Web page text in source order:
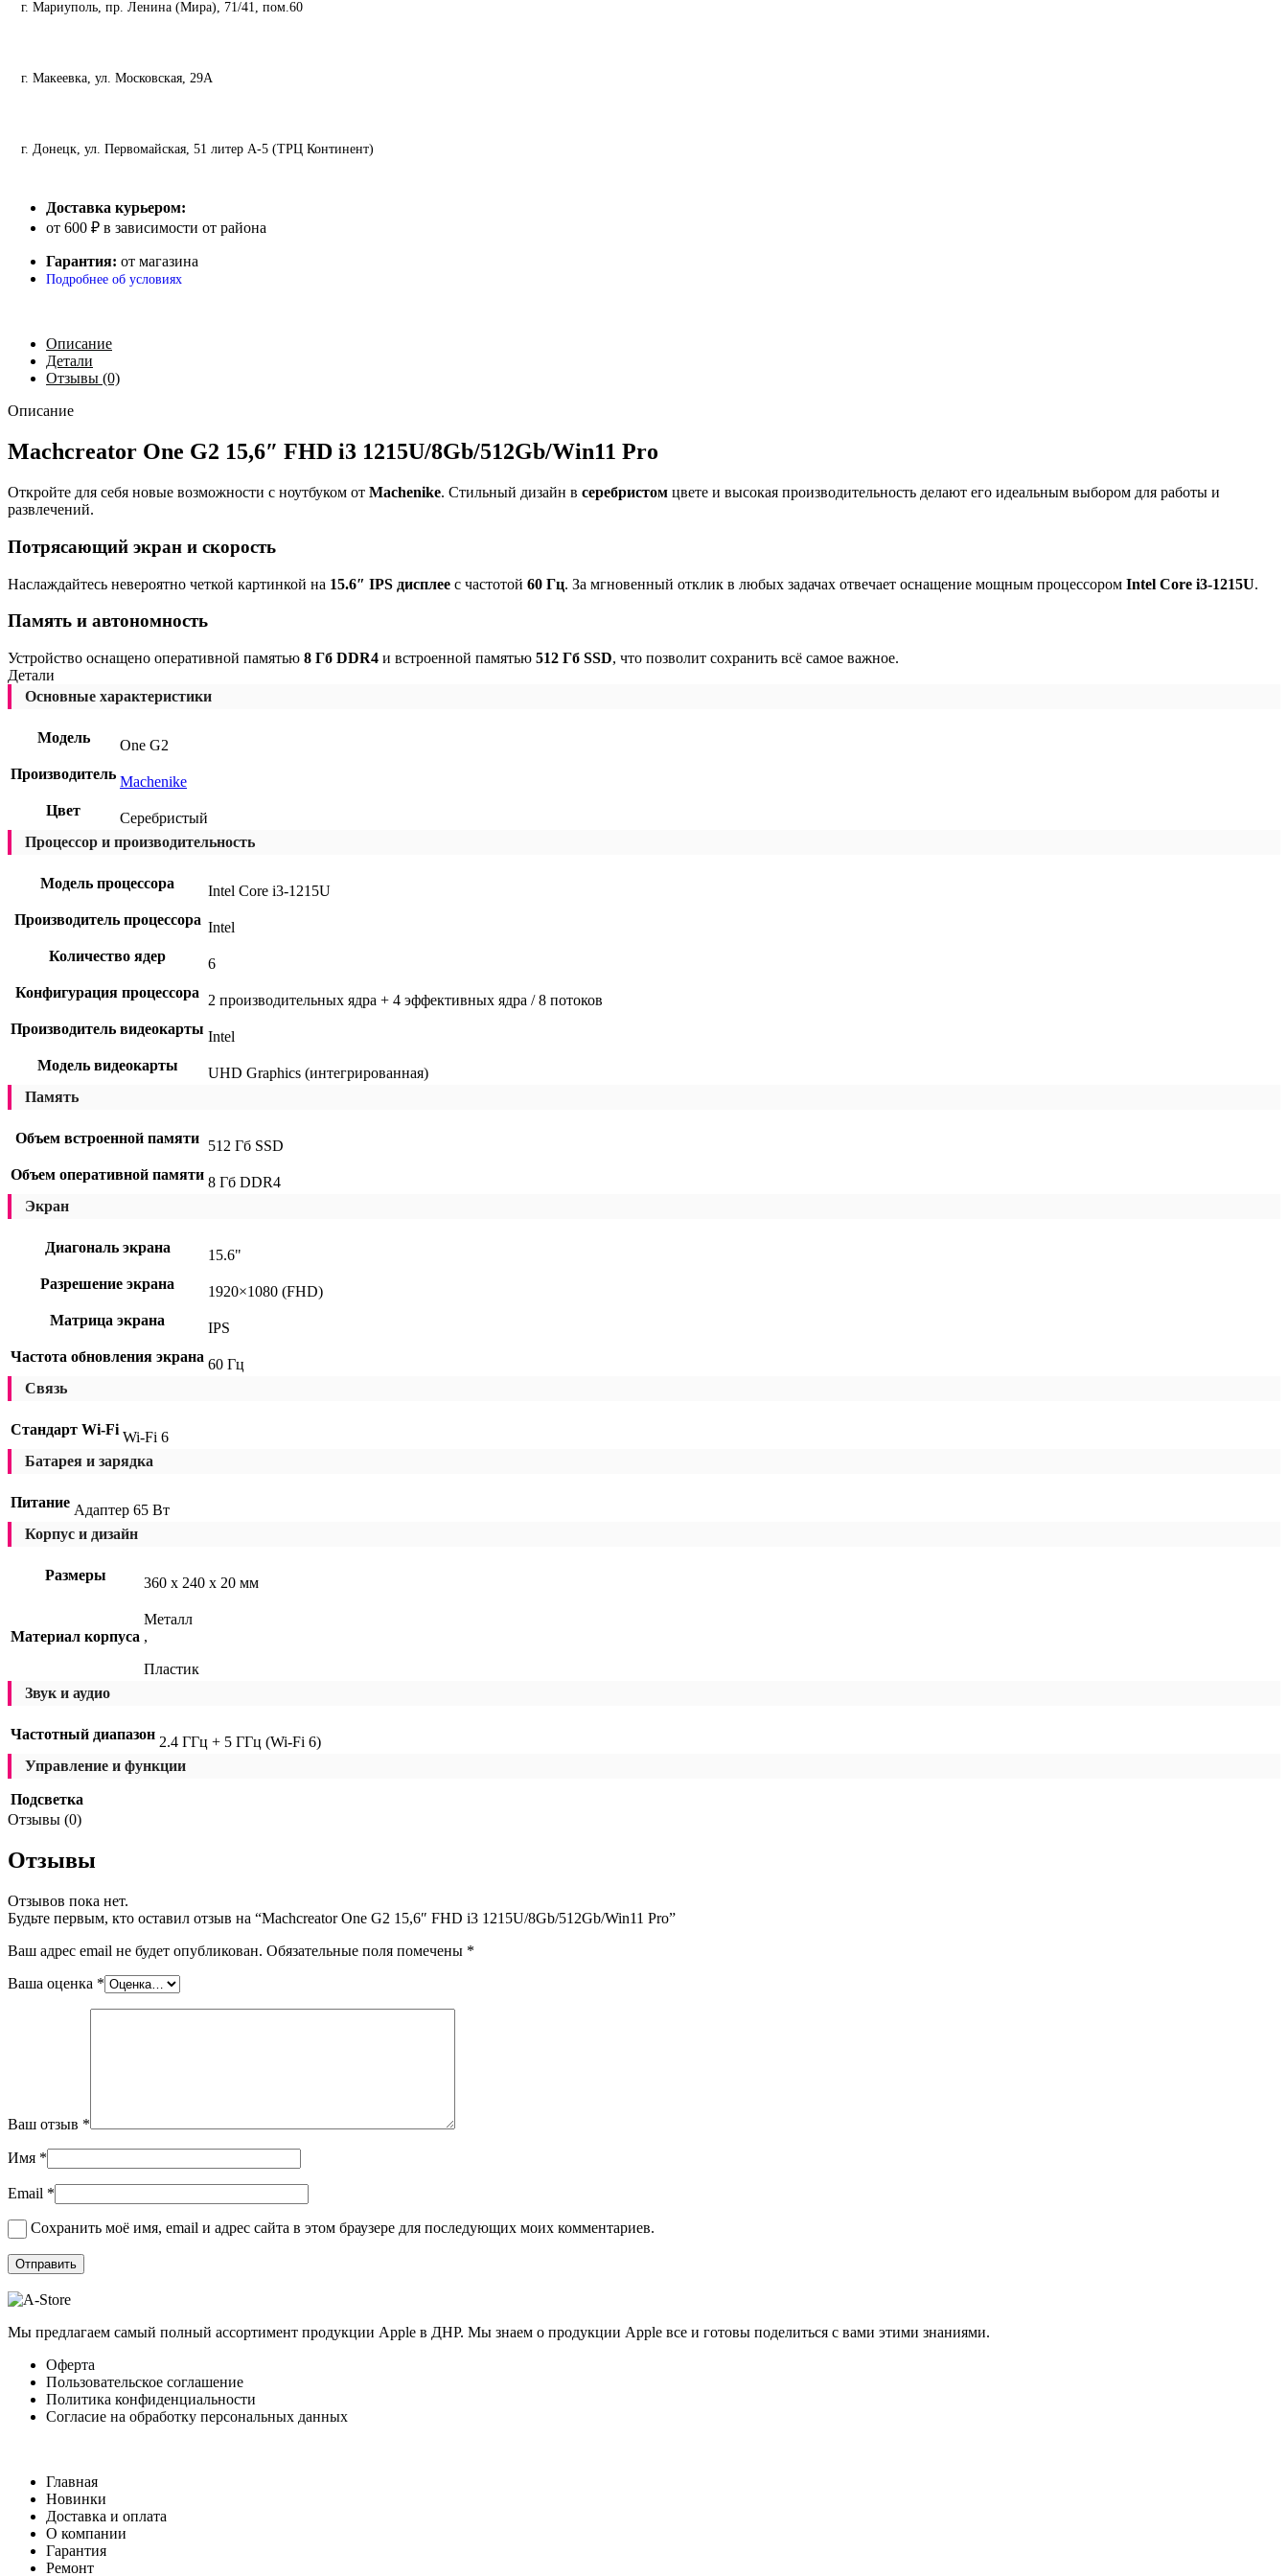
г. Мариуполь, пр. Ленина (Мира), 71/41, пом.60
г. Макеевка, ул. Московская, 29А
г. Донецк, ул. Первомайская, 51 литер А-5 (ТРЦ Континент)
Доставка курьером:
от 600 ₽ в зависимости от района
Гарантия: от магазина
Подробнее об условиях
Описание
Детали
Отзывы (0)
Описание
Machcreator One G2 15,6″ FHD i3 1215U/8Gb/512Gb/Win11 Pro
Откройте для себя новые возможности с ноутбуком от Machenike. Стильный дизайн в серебристом цвете и высокая производительность делают его идеальным выбором для работы и
развлечений.
Потрясающий экран и скорость
Наслаждайтесь невероятно четкой картинкой на 15.6″ IPS дисплее с частотой 60 Гц. За мгновенный отклик в любых задачах отвечает оснащение мощным процессором Intel Core i3-1215U.
Память и автономность
Устройство оснащено оперативной памятью 8 Гб DDR4 и встроенной памятью 512 Гб SSD, что позволит сохранить всё самое важное.
Детали
Основные характеристики
Модель
One G2
Производитель Machenike
Цвет
Серебристый
Процессор и производительность
Модель процессора
Intel Core i3-1215U
Производитель процессора Intel
Количество ядер
6
Конфигурация процессора
2 производительных ядра + 4 эффективных ядра / 8 потоков
Производитель видеокарты Intel
Модель видеокарты
UHD Graphics (интегрированная)
Память
Объем встроенной памяти 512 Гб SSD
Объем оперативной памяти 8 Гб DDR4
Экран
Диагональ экрана
15.6"
Разрешение экрана
1920×1080 (FHD)
Матрица экрана
IPS
Частота обновления экрана 60 Гц
Связь
Стандарт Wi-Fi Wi-Fi 6
Батарея и зарядка
Питание Адаптер 65 Вт
Корпус и дизайн
Размеры 360 x 240 x 20 мм
Материал корпуса
Металл
,
Пластик
Звук и аудио
Частотный диапазон 2.4 ГГц + 5 ГГц (Wi-Fi 6)
Управление и функции
Подсветка
Отзывы (0)
Отзывы
Отзывов пока нет.
Будьте первым, кто оставил отзыв на “Machcreator One G2 15,6″ FHD i3 1215U/8Gb/512Gb/Win11 Pro”
Ваш адрес email не будет опубликован. Обязательные поля помечены *
Ваша оценка *
Ваш отзыв *
Имя *
Email *
Сохранить моё имя, email и адрес сайта в этом браузере для последующих моих комментариев.
Мы предлагаем самый полный ассортимент продукции Apple в ДНР. Мы знаем о продукции Apple все и готовы поделиться с вами этими знаниями.
Оферта
Пользовательское соглашение
Политика конфиденциальности
Согласие на обработку персональных данных
Главная
Новинки
Доставка и оплата
О компании
Гарантия
Ремонт